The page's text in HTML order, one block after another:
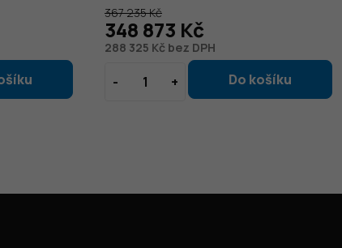
288 325 Kč bez DPH
367 235 Kč
348 873 Kč